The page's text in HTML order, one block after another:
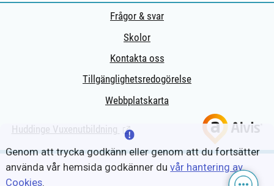
Frågor & svar
Skolor
Kontakta oss
Tillgänglighetsredogörelse
Webbplatskarta
Huddinge Vuxenutbildning (Länk till extern sida.)
Genom att trycka godkänn eller genom att du fortsätter
använda vår hemsida godkänner duvår hantering av
Cookies.